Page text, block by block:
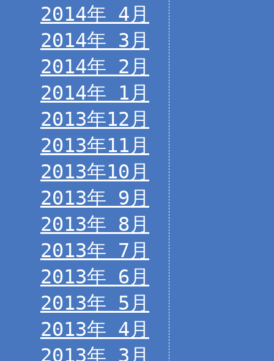
2014年 4月
2014年 3月
2014年 2月
2014年 1月
2013年12月
2013年11月
2013年10月
2013年 9月
2013年 8月
2013年 7月
2013年 6月
2013年 5月
2013年 4月
2013年 3月